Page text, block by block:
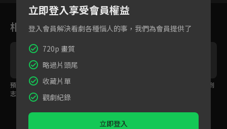
2 3
相關花絮
預告：宣傳扛壩子健
志，市集籌備勉強中
預告：新主持Lulu報到
立即登入享受會員權益
登入會員解決看劇各種惱人的事，我們為會員提供了
720p 畫質
略過片頭尾
收藏片單
觀劇紀錄
立即登入